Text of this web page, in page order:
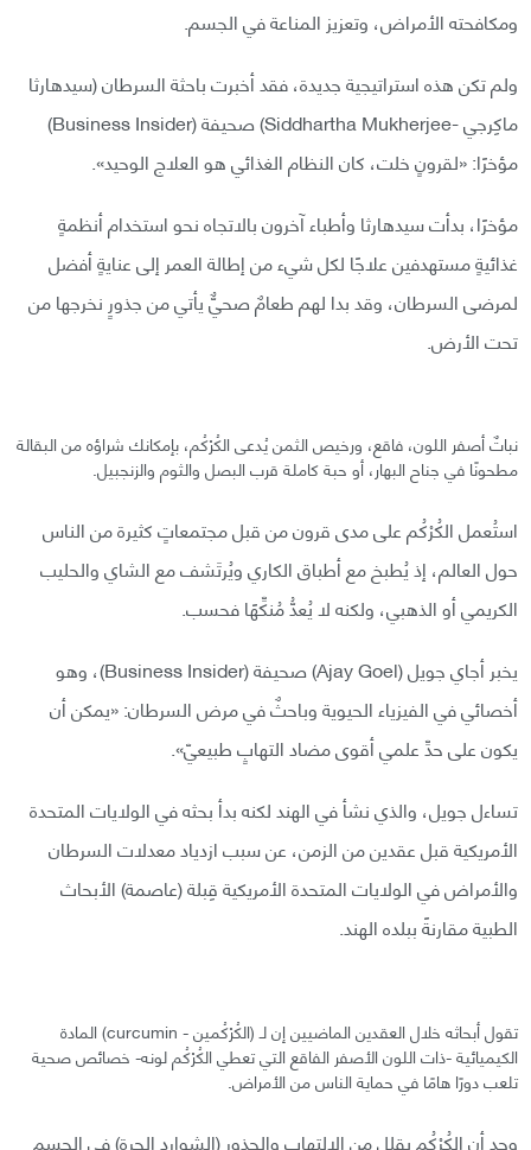
ومكافحته الأمراض، وتعزيز المناعة في الجسم.
ولم تكن هذه استراتيجية جديدة، فقد أخبرت باحثة السرطان (سيدهارثا
ماكِرجي -Siddhartha Mukherjee) صحيفة (Business Insider)
مؤخرًا: «لقرونٍ خلت، كان النظام الغذائي هو العلاج الوحيد».
مؤخرًا، بدأت سيدهارثا وأطباء آخرون بالاتجاه نحو استخدام أنظمةٍ
غذائيةٍ مستهدفين علاجًا لكل شيء من إطالة العمر إلى عنايةٍ أفضل
لمرضى السرطان، وقد بدا لهم طعامٌ صحيٌّ يأتي من جذورٍ نخرجها من
تحت الأرض.
نباتٌ أصفر اللون، فاقع، ورخيص الثمن يُدعى الكُرْكُم، بإمكانك شراؤه من البقالة
مطحونًا في جناح البهار، أو حبة كاملة قرب البصل والثوم والزنجبيل.
استُعمل الكُرْكُم على مدى قرون من قبل مجتمعاتٍ كثيرة من الناس
حول العالم، إذ يُطبخ مع أطباق الكاري ويُرتَشف مع الشاي والحليب
الكريمي أو الذهبي، ولكنه لا يُعدُّ مُنكِّهًا فحسب.
يخبر أجاي جويل (Ajay Goel) صحيفة (Business Insider)، وهو
أخصائي في الفيزياء الحيوية وباحثٌ في مرض السرطان: «يمكن أن
يكون على حدِّ علمي أقوى مضاد التهابٍ طبيعيّ».
تساءل جويل، والذي نشأ في الهند لكنه بدأ بحثه في الولايات المتحدة
الأمريكية قبل عقدين من الزمن، عن سبب ازدياد معدلات السرطان
والأمراض في الولايات المتحدة الأمريكية قِبلة (عاصمة) الأبحاث
الطبية مقارنةً ببلده الهند.
تقول أبحاثه خلال العقدين الماضيين إن لـ (الكُرْكُمين - curcumin) المادة
الكيميائية -ذات اللون الأصفر الفاقع التي تعطي الكُرْكُم لونه- خصائص صحية
تلعب دورًا هامًا في حماية الناس من الأمراض.
وجد أن الكُرْكُم يقلل من الالتهاب والجذور (الشوارد الحرة) في الجسم